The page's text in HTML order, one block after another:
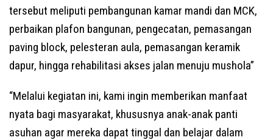
tersebut meliputi pembangunan kamar mandi dan MCK,
perbaikan plafon bangunan, pengecatan, pemasangan
paving block, pelesteran aula, pemasangan keramik
dapur, hingga rehabilitasi akses jalan menuju mushola”
“Melalui kegiatan ini, kami ingin memberikan manfaat
nyata bagi masyarakat, khususnya anak-anak panti
asuhan agar mereka dapat tinggal dan belajar dalam